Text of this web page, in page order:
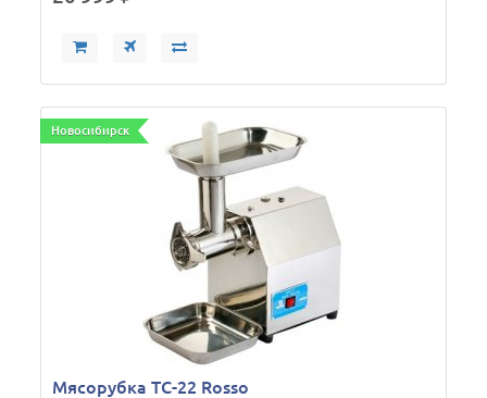
Новосибирск
Мясорубка TC-22 Rosso